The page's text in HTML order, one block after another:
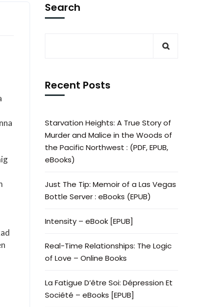
Search
Recent Posts
Starvation Heights: A True Story of
Murder and Malice in the Woods of
the Pacific Northwest : (PDF, EPUB,
eBooks)
Just The Tip: Memoir of a Las Vegas
Bottle Server : eBooks (EPUB)
Intensity – eBook [EPUB]
Real-Time Relationships: The Logic
of Love – Online Books
La Fatigue D’être Soi: Dépression Et
Société – eBooks [EPUB]